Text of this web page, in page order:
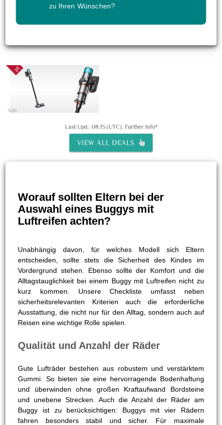
zu Ihren Wünschen?
Ads
Last Upd.: 08:15 (UTC). Further Info*
VIEW ALL DEALS
Worauf sollten Eltern bei der
Auswahl eines Buggys mit
Luftreifen achten?
Unabhängig davon, für welches Modell sich Eltern
entscheiden, sollte stets die Sicherheit des Kindes im
Vordergrund stehen. Ebenso sollte der Komfort und die
Alltagstauglichkeit bei einem Buggy mit Luftreifen nicht zu
kurz kommen. Unsere Checkliste umfasst neben
sicherheitsrelevanten Kriterien auch die erforderliche
Ausstattung, die nicht nur für den Alltag, sondern auch auf
Reisen eine wichtige Rolle spielen.
Qualität und Anzahl der Räder
Gute Lufträder bestehen aus robustem und verstärktem
Gummi. So bieten sie eine hervorragende Bodenhaftung
und überwinden ohne großen Kraftaufwand Bordsteine
und unebene Strecken. Auch die Anzahl der Räder am
Buggy ist zu berücksichtigen: Buggys mit vier Rädern
fahren besonders stabil und sicher. Für maximale